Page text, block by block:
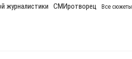
журналистики СМИротворец Все сюжеты